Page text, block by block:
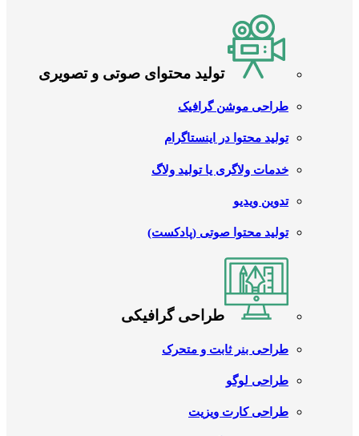
تولید محتوای صوتی و تصویری
طراحی موشن گرافیک
تولید محتوا در اینستاگرام
خدمات ولاگری یا تولید ولاگ
تدوین ویدیو
تولید محتوا صوتی (پادکست)
طراحی گرافیکی
طراحی بنر ثابت و متحرک
طراحی لوگو
طراحی کارت ویزیت